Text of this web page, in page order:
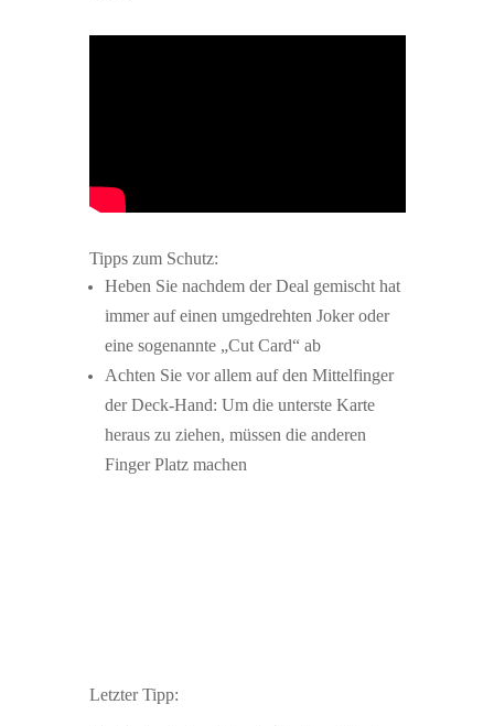
Tipps zum Schutz:
Heben Sie nachdem der Deal gemischt hat
immer auf einen umgedrehten Joker oder
eine sogenannte „Cut Card“ ab
Achten Sie vor allem auf den Mittelfinger
der Deck-Hand: Um die unterste Karte
heraus zu ziehen, müssen die anderen
Finger Platz machen
Letzter Tipp: